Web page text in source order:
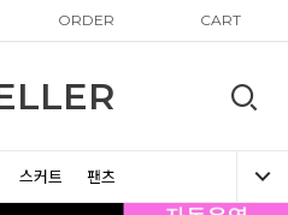
ORDER CART
스커트 팬츠